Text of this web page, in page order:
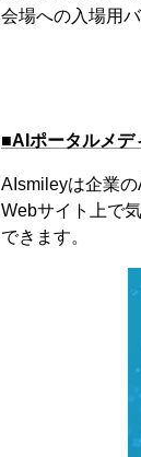
会場への入場用
■AIポータルメ
AIsmileyは企業の
Webサイト上で
できます。